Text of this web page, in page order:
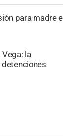
para madre e
la
detenciones